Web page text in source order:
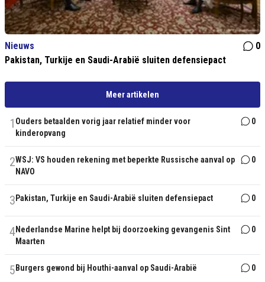
Nieuws
0
Pakistan, Turkije en Saudi-Arabië sluiten defensiepact
Meer artikelen
1 Ouders betaalden vorig jaar relatief minder voor
kinderopvang
0
2WSJ: VS houden rekening met beperkte Russische aanval op
NAVO
0
3 Pakistan, Turkije en Saudi-Arabië sluiten defensiepact 0
4Nederlandse Marine helpt bij doorzoeking gevangenis Sint
Maarten
0
5 Burgers gewond bij Houthi-aanval op Saudi-Arabië 0